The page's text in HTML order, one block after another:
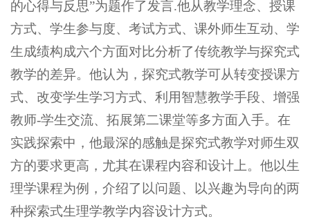
的心得与反思”为题作了发言.他从教学理念、授课
方式、学生参与度、考试方式、课外师生互动、学
生成绩构成六个方面对比分析了传统教学与探究式
教学的差异。他认为，探究式教学可从转变授课方
式、改变学生学习方式、利用智慧教学手段、增强
教师-学生交流、拓展第二课堂等多方面入手。 在
实践探索中，他最深的感触是探究式教学对师生双
方的要求更高，尤其在课程内容和设计上。他以生
理学课程为例，介绍了以问题、以兴趣为导向的两
种探索式生理学教学内容设计方式。